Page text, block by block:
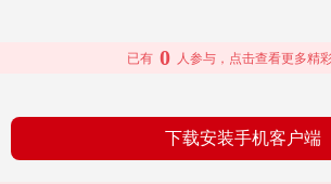
已有 0 人参与，点击查看更多精
下载安装手机客户端